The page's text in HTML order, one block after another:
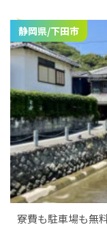
静岡県/下田市
寮費も駐車場も無